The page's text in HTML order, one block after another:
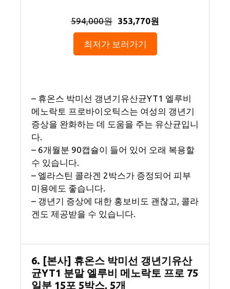
594,000원 353,770원
최저가 보러가기
– 휴온스 박미선 갱년기유산균YT1 엘루비
메노락토 프로바이오틱스는 여성의 갱년기
증상을 완화하는 데 도움을 주는 유산균입니
다.
– 6개월분 90캡슐이 들어 있어 오래 복용할
수 있습니다.
– 엘라스틴 콜라겐 2박스가 증정되어 피부
미용에도 좋습니다.
– 갱년기 증상에 대한 홍보비도 괜찮고, 콜라
겐도 제공받을 수 있습니다.
6. [본사] 휴온스 박미선 갱년기유산
균YT1 분말 엘루비 메노락토 프로 75
일분 15포 5박스, 5개